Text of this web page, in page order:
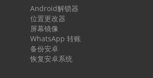
Android解锁器
位置更改器
屏幕镜像
WhatsApp 转账
备份安卓
恢复安卓系统